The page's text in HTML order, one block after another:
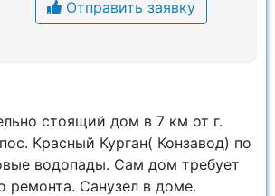
Отправить заявку
стоящий дом в 7 км от г.
Красный Курган( Конзавод) по
водопады. Сам дом требует
ремонта. Санузел в доме.